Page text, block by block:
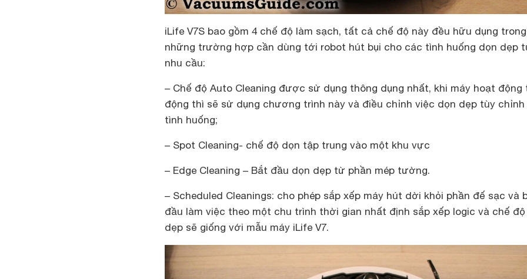
iLife V7S bao gồm 4 chế độ làm sạch, tất cả chế độ này đều hữu dụng trong
những trường hợp cần dùng tới robot hút bụi cho các tình huống dọn dẹp
nhu cầu:
– Chế độ Auto Cleaning được sử dụng thông dụng nhất, khi máy hoạt động
động thì sẽ sử dụng chương trình này và điều chỉnh việc dọn dẹp tùy chỉnh
tình huống;
– Spot Cleaning- chế độ dọn tập trung vào một khu vực
– Edge Cleaning – Bắt đầu dọn dẹp từ phần mép tường.
– Scheduled Cleanings: cho phép sắp xếp máy hút dời khỏi phần đế sạc và
đầu làm việc theo một chu trình thời gian nhất định sắp xếp logic và chế
dẹp sẽ giống với mẫu máy iLife V7.